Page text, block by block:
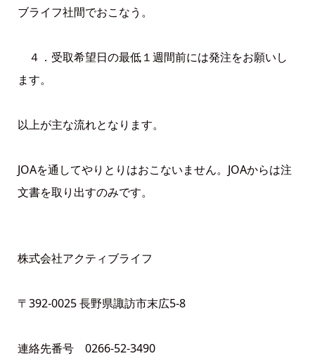
ブライフ社間でおこなう。
４．受取希望日の最低１週間前には発注をお願いし
ます。
以上が主な流れとなります。
JOAを通してやりとりはおこないません。JOAからは注
文書を取り出すのみです。
株式会社アクティブライフ
〒392-0025 長野県諏訪市末広5-8
連絡先番号 0266-52-3490